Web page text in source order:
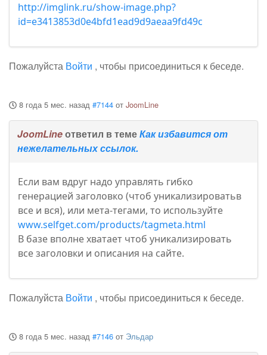
http://imglink.ru/show-image.php?
id=e3413853d0e4bfd1ead9d9aeaa9fd49c
Пожалуйста Войти , чтобы присоединиться к беседе.
8 года 5 мес. назад #7144 от JoomLine
JoomLineответил в темеКак избавится от
нежелательных ссылок.
Если вам вдруг надо управлять гибко
генерацией заголовко (чтоб уникализироватьв
все и вся), или мета-тегами, то используйте
www.selfget.com/products/tagmeta.html
В базе вполне хватает чтоб уникализировать
все заголовки и описания на сайте.
Пожалуйста Войти , чтобы присоединиться к беседе.
8 года 5 мес. назад #7146 от Эльдар